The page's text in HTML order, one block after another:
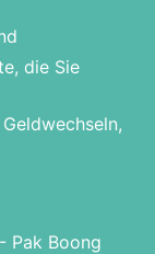
die Sie
Pak Boong